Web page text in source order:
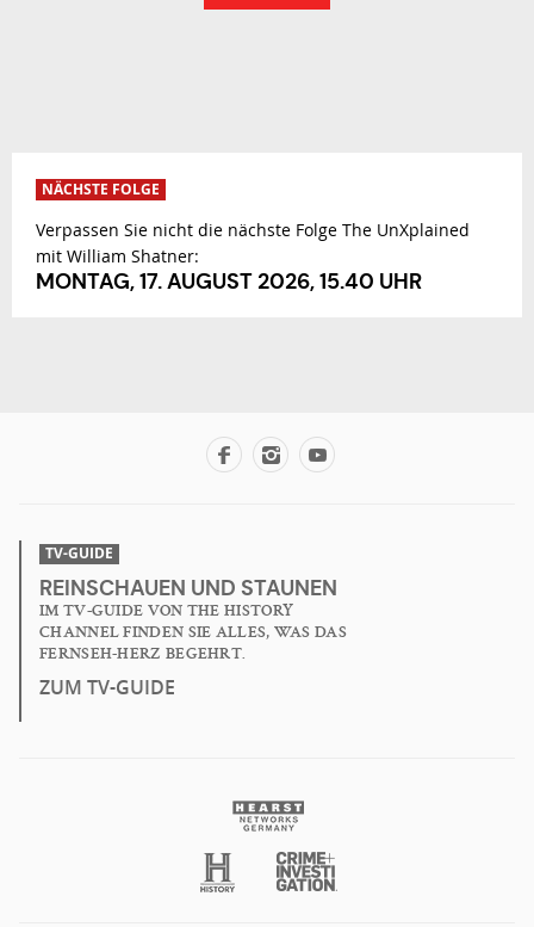
NÄCHSTE FOLGE
Verpassen Sie nicht die nächste Folge The UnXplained
mit William Shatner:
MONTAG, 17. AUGUST 2026, 15.40 UHR
TV-GUIDE
REINSCHAUEN UND STAUNEN
IM TV-GUIDE VON THE HISTORY
CHANNEL FINDEN SIE ALLES, WAS DAS
FERNSEH-HERZ BEGEHRT.
ZUM TV-GUIDE